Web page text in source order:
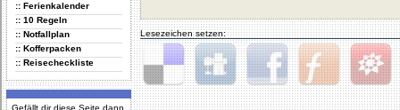
:: Ferienkalender
:: 10 Regeln
:: Notfallplan
:: Kofferpacken
:: Reisecheckliste
Gefällt dir diese Seite dann
Lesezeichen setzen:
Delicious Digg Facebook Furl StudiVZ